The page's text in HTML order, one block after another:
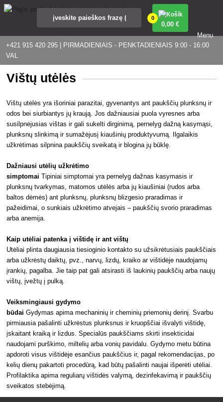
+421 915 420 295 | PIRMADIENIAIS - PENKTADIENIAIS 9:00 - 16:00
VAL
0
0,00 €
Menu
Vištų utėlės
Vištų utėlės yra išoriniai parazitai, gyvenantys ant paukščių plunksnų ir
odos bei siurbiantys jų kraują. Jos dažniausiai puola vyresnes arba
susilpnėjusias vištas ir gali sukelti dirginimą, pernelyg dažną kasymąsi,
plunksnų slinkimą ir sumažėjusį kiaušinių produktyvumą. Ilgalaikis
užkrėtimas silpnina paukščių sveikatą ir blogina jų būklę.
Dažniausi utėlių užkrėtimo
simptomai Tipiniai simptomai yra pernelyg dažnas kasymasis ir
plunksnų tvarkymas, matomos utėlės arba jų kiaušiniai (rudos arba
baltos dėmės) ant plunksnų, plunksnų blizgesio praradimas ir
pažeidimai, o sunkiais užkrėtimo atvejais – paukščių svorio praradimas
arba anemija.
Kaip utėliai patenka į vištidę ir ant vištų
Utėliai plinta daugiausia tiesioginio kontakto su užsikrėtusiais paukščiais
arba užkrėstų daiktų, pvz., narvų, lizdų, kraiko ar vištidėje naudojamų
įrankių, pagalba. Jie taip pat gali atsirasti iš laukinių paukščių arba naujų
vištų, įvežtų į pulką.
Veiksmingiausi gydymo
būdai Gydymas apima mechaninių ir cheminių priemonių derinį. Svarbu
pirmiausia pašalinti užkrėstus plunksnus ir kruopščiai išvalyti vištidę,
įskaitant kraiką ir lizdus. Specialūs paukščiams skirti insekticidai
naudojami purškimo, miltelių arba vonių pavidalu. Gydymo metu būtina
apdoroti visus vištidėje esančius paukščius ir, pagal rekomendacijas, po
kelių dienų pakartoti procedūrą, kad būtų pašalinti naujai išperėti utėliai.
Profilaktika apima reguliarų vištidės valymą, dezinfekavimą ir paukščių
sveikatos stebėjimą.